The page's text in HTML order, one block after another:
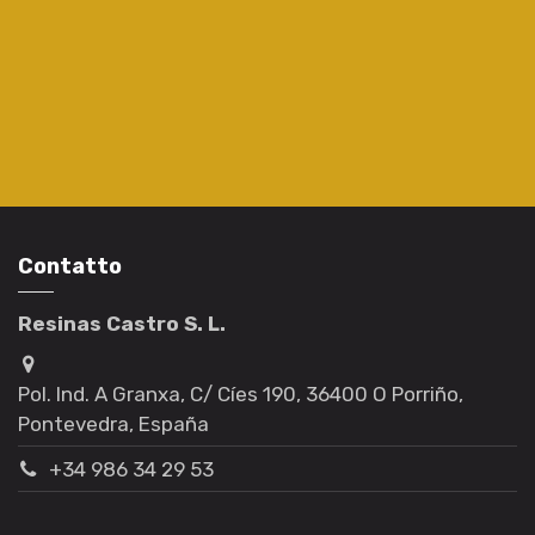
Contatto
Resinas Castro S. L.
Pol. Ind. A Granxa, C/ Cíes 190, 36400 O Porriño,
Pontevedra, España
+34 986 34 29 53